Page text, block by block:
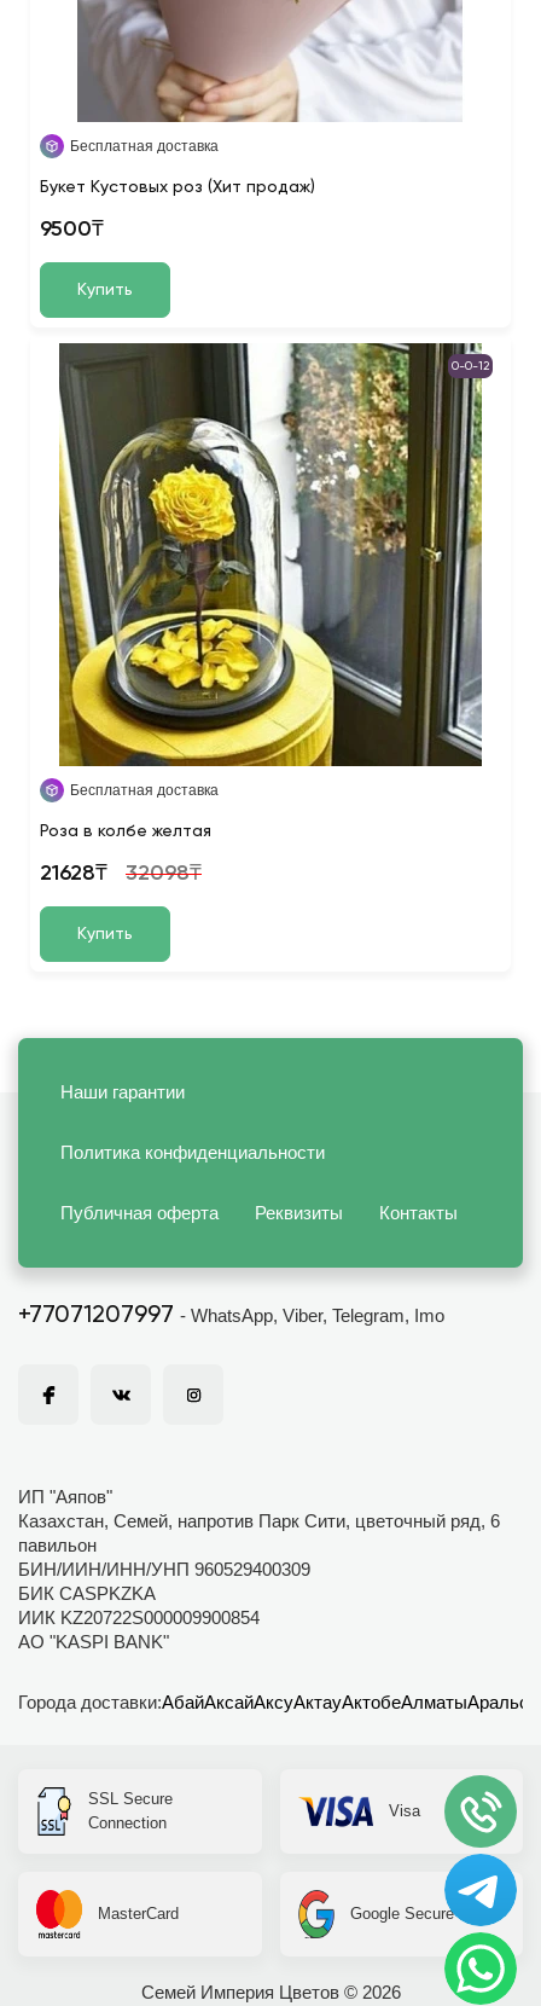
Бесплатная доставка
Букет Кустовых роз (Хит продаж)
9500₸
Купить
0-0-12
Бесплатная доставка
Роза в колбе желтая
21628₸ 32098₸
Купить
Наши гарантии
Политика конфиденциальности
Публичная оферта Реквизиты Контакты
+77071207997 - WhatsApp, Viber, Telegram, Imo
ИП "Аяпов"
Казахстан, Семей, напротив Парк Сити, цветочный ряд, 6
павильон
БИН/ИИН/ИНН/УНП 960529400309
БИК CASPKZKA
ИИК KZ20722S000009900854
АО "KASPI BANK"
Города доставки:АбайАксайАксуАктауАктобеАлматыАральск
Семей Империя Цветов © 2026
SSL Secure
Connection
Visa
MasterCard Google Secure